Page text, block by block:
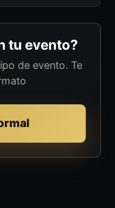
tu evento?
de evento. Te